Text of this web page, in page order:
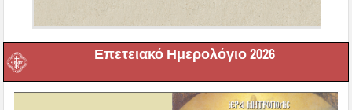
Επετειακό Ημερολόγιο 2026